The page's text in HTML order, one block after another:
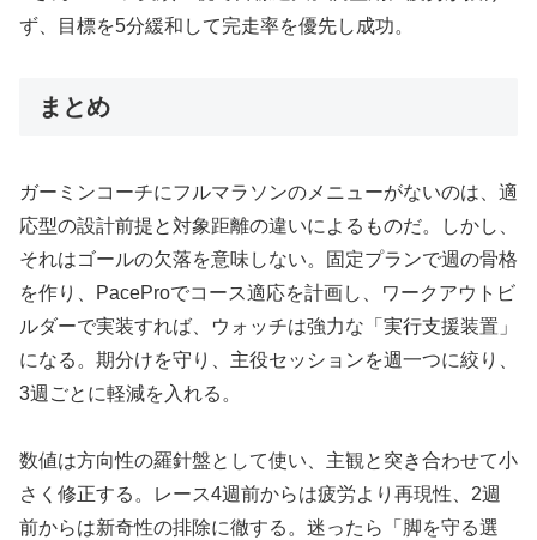
ず、目標を5分緩和して完走率を優先し成功。
まとめ
ガーミンコーチにフルマラソンのメニューがないのは、適
応型の設計前提と対象距離の違いによるものだ。しかし、
それはゴールの欠落を意味しない。固定プランで週の骨格
を作り、PaceProでコース適応を計画し、ワークアウトビ
ルダーで実装すれば、ウォッチは強力な「実行支援装置」
になる。期分けを守り、主役セッションを週一つに絞り、
3週ごとに軽減を入れる。
数値は方向性の羅針盤として使い、主観と突き合わせて小
さく修正する。レース4週前からは疲労より再現性、2週
前からは新奇性の排除に徹する。迷ったら「脚を守る選